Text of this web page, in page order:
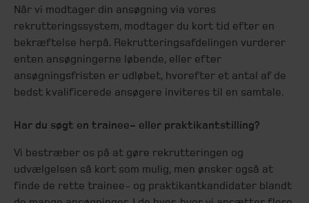
Når vi modtager din ansøgning via vores
rekrutteringssystem, modtager du kort tid efter en
bekræftelse herpå. Rekrutteringsafdelingen vurderer
enten ansøgningerne løbende, eller efter
ansøgningsfristen er udløbet, hvorefter et antal af de
bedst kvalificerede ansøgere inviteres til en samtale.
Har du søgt en trainee- eller praktikantstilling?
Vi bestræber os på at gøre rekrutteringen og
udvælgelsen så kort som mulig, men ønsker også at
finde de rette trainee- og praktikantkandidater blandt